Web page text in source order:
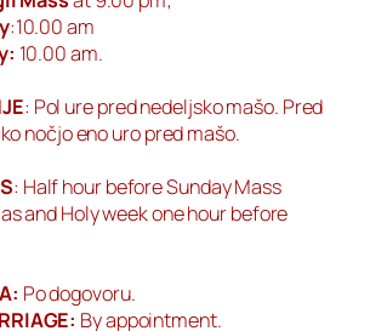
:10.00 am
10.00 am.
: Pol ure pred nedeljsko mašo. Pred
nočjo eno uro pred mašo.
: Half hour before Sunday Mass
and Holy week one hour before
Po dogovoru.
By appointment.